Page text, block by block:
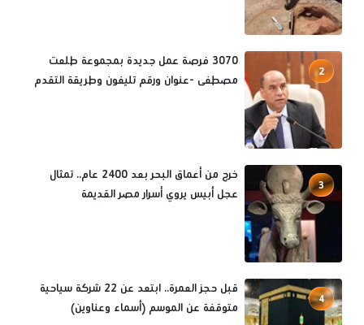
2
3070 فرصة عمل جديدة بمجموعة طلعت
مصطفى -عنوان ورقم تليفون وطريقة التقدم
3
خرج من أعماق البحر بعد 2400 عام.. تمثال
عجل أبيس يروي أسرار مصر القديمة
4
قبل حجز العمرة.. ابتعد عن 22 شركة سياحية
متوقفة عن الموسم (أسماء وعناوين)